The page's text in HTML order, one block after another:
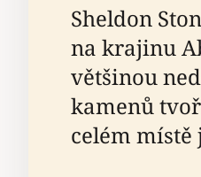
Sheldon
na krajinu
většinou
kamenů
celém